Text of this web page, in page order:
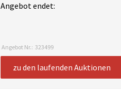
Angebot endet:
Angebot Nr.: 323499
zu den laufenden Auktionen